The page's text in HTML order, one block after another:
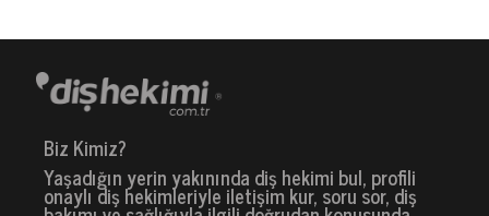
Biz Kimiz?
Yaşadığın yerin yakınında diş hekimi bul, profili
onaylı diş hekimleriyle iletişim kur, soru sor, diş